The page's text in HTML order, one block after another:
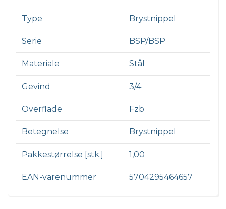
Type Brystnippel
Serie BSP/BSP
Materiale Stål
Gevind 3/4
Overflade Fzb
Betegnelse Brystnippel
Pakkestørrelse [stk.] 1,00
EAN-varenummer 5704295464657